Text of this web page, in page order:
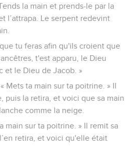
la main et prends-le par la
l’attrapa. Le serpent redevint
tu feras afin qu'ils croient que
t'est apparu, le Dieu
et le Dieu de Jacob. »
Mets ta main sur ta poitrine. » Il
puis la retira, et voici que sa main
comme la neige.
main sur ta poitrine. » Il remit sa
retira, et voici qu'elle était